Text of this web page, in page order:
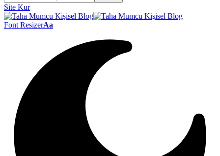
Site Kur
Font ResizerAa